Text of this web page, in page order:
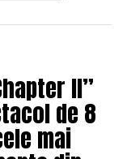
ta, în spațiul
de doi
a venit
și o tranziție
II”
de 8
mai